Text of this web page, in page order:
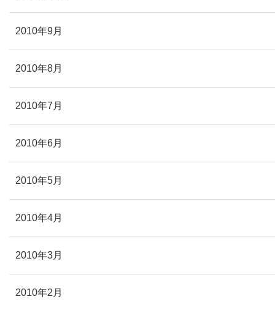
2010年9月
2010年8月
2010年7月
2010年6月
2010年5月
2010年4月
2010年3月
2010年2月